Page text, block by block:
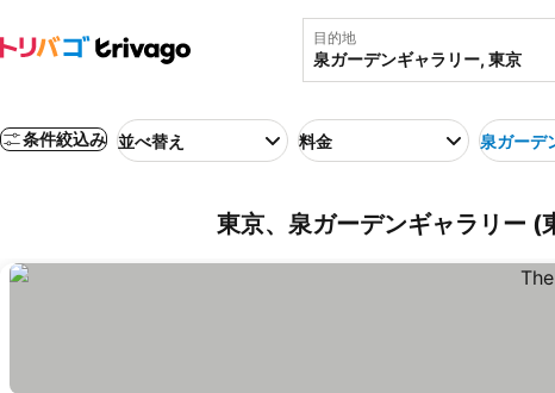
目的地
条件絞込み 並べ替え 料金 泉ガーデ
東京、泉ガーデンギャラリー (